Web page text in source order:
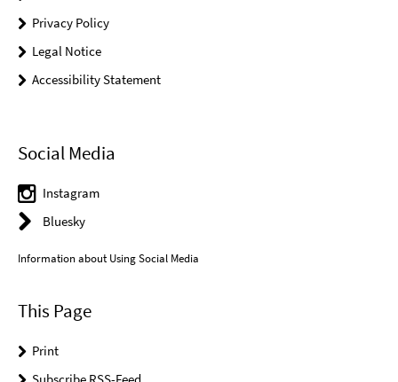
Privacy Policy
Legal Notice
Accessibility Statement
Social Media
Instagram
Bluesky
Information about Using Social Media
This Page
Print